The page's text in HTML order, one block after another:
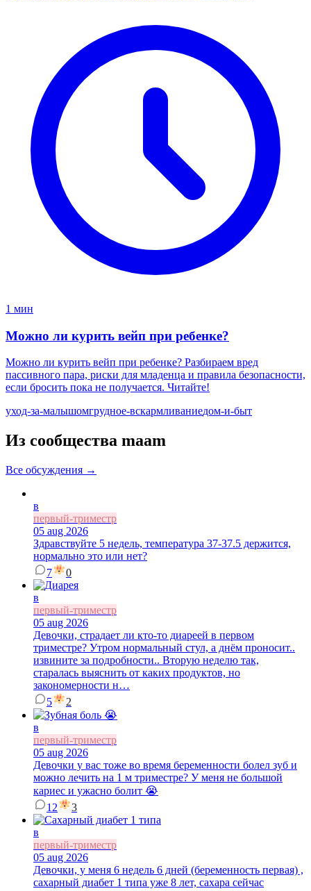
1 мин
Можно ли курить вейп при ребенке?
Можно ли курить вейп при ребенке? Разбираем вред
пассивного пара, риски для младенца и правила безопасности,
если бросить пока не получается. Читайте!
уход-за-малышомгрудное-вскармливаниедом-и-быт
Из сообщества maam
Все обсуждения →
в
первый-триместр
05 aug 2026
Здравствуйте 5 недель, температура 37-37.5 держится,
нормально это или нет?
7
0
в
первый-триместр
05 aug 2026
Девочки, страдает ли кто-то диареей в первом
триместре? Утром нормальный стул, а днём проносит..
извините за подробности.. Вторую неделю так,
старалась выяснить от каких продуктов, но
закономерности н…
5
2
в
первый-триместр
05 aug 2026
Девочки у вас тоже во время беременности болел зуб и
можно лечить на 1 м триместре? У меня не большой
кариес и ужасно болит 😭
12
3
в
первый-триместр
05 aug 2026
Девочки, у меня 6 недель 6 дней (беременность первая) ,
сахарный диабет 1 типа уже 8 лет, сахара сейчас